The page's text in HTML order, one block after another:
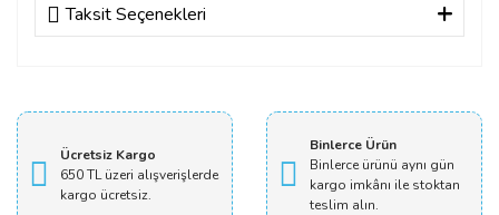
Bu ürüne ilk yorumu siz yapın!
Taksit Seçenekleri
Ücretsiz Kargo
650 TL üzeri alışverişlerde
kargo ücretsiz.
Binlerce Ürün
Binlerce ürünü aynı gün
kargo imkânı ile stoktan
teslim alın.